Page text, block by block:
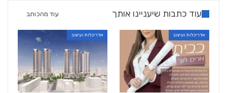
עוד כתבות שיעניינו אותך עוד מהכותב
אדריכלות ועיצוב אדריכלות ועיצוב